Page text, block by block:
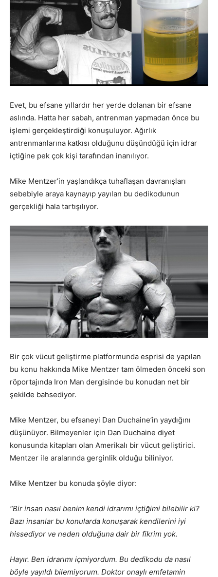
Evet, bu efsane yıllardır her yerde dolanan bir efsane
aslında. Hatta her sabah, antrenman yapmadan önce bu
işlemi gerçekleştirdiği konuşuluyor. Ağırlık
antrenmanlarına katkısı olduğunu düşündüğü için idrar
içtiğine pek çok kişi tarafından inanılıyor.
Mike Mentzer’in yaşlandıkça tuhaflaşan davranışları
sebebiyle araya kaynayıp yayılan bu dedikodunun
gerçekliği hala tartışılıyor.
Bir çok vücut geliştirme platformunda esprisi de yapılan
bu konu hakkında Mike Mentzer tam ölmeden önceki son
röportajında Iron Man dergisinde bu konudan net bir
şekilde bahsediyor.
Mike Mentzer, bu efsaneyi Dan Duchaine’in yaydığını
düşünüyor. Bilmeyenler için Dan Duchaine diyet
konusunda kitapları olan Amerikalı bir vücut geliştirici.
Mentzer ile aralarında gerginlik olduğu biliniyor.
Mike Mentzer bu konuda şöyle diyor:
“Bir insan nasıl benim kendi idrarımı içtiğimi bilebilir ki?
Bazı insanlar bu konularda konuşarak kendilerini iyi
hissediyor ve neden olduğuna dair bir fikrim yok.
Hayır. Ben idrarımı içmiyordum. Bu dedikodu da nasıl
böyle yayıldı bilemiyorum. Doktor onaylı emfetamin